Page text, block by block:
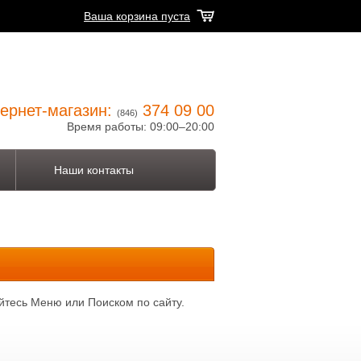
Ваша корзина пуста
магазин: (846) 374 09 00
Время работы: 09:00–20:00
Наши контакты
Меню или Поиском по сайту.